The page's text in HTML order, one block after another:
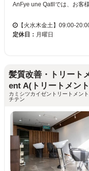
【火水木金土】09:00-
定休日： 月曜日
髪質改善・トリート
ent A(トリートメン
カミシツカイゼントリートメン
チテン